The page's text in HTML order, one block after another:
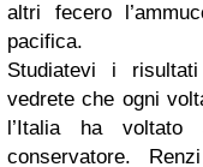
altri fecero
pacifica.
Studiatevi i
vedrete che ogni
l’Italia ha
conservatore.